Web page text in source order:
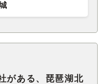
がある、琵琶湖北